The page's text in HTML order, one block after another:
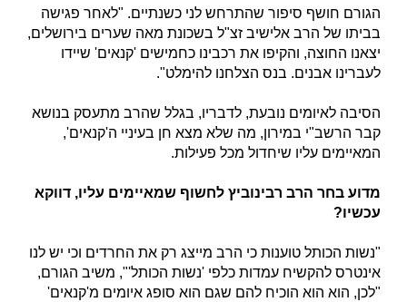
הגורם חושף סיפור שהתרחש לני כשנתיים. "לאחר פגישה
בביתו של הרב אלישיב זצ"ל בשכונת מאה שערים בירושלים,
יצאנו החוצה, והקיפו את רכבינו כחמישים 'קנאים' שיידו
לעברינו אבנים. בנס הצלחנו להימלט".
הסיבה לאיומים נובעת, לדבריו, בגלל שהרב מתעסק בנושא
קבר הרשב"י במירון, מה שלא מצא חן בעיניי ה'קנאים',
המאיימים עליו שיחדול מכל פעילות.
מדוע בחר הרב רבינוביץ לחשוף שמאיימים עליו, דווקא
עכשיו?
"נשות הכותל טוענות כי הרב מייצג רק את החרדים וכי יש לנו
אינטרס להקשיח עמדות כלפי 'נשות הכותל'", משיב הגורם,
"לכן, הוא הוא הוכיח להם שגם הוא סופג איומים מ'קנאים'